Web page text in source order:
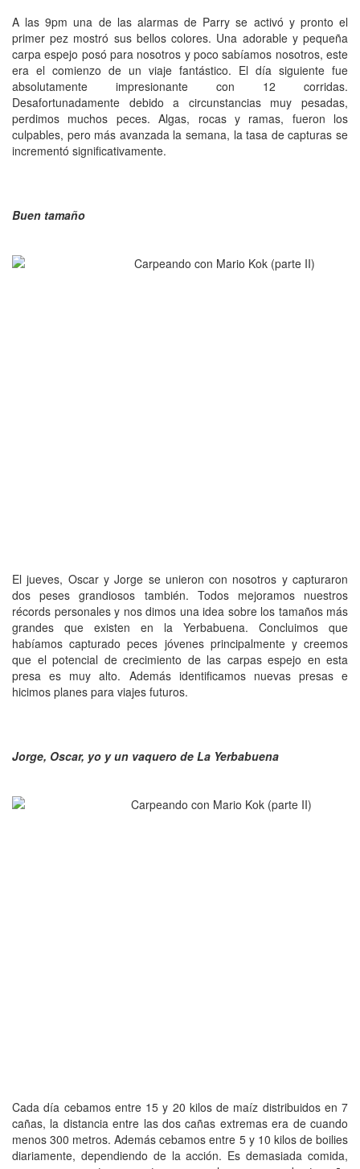
A las 9pm una de las alarmas de Parry se activó y pronto el
primer pez mostró sus bellos colores. Una adorable y pequeña
carpa espejo posó para nosotros y poco sabíamos nosotros, este
era el comienzo de un viaje fantástico. El día siguiente fue
absolutamente impresionante con 12 corridas.
Desafortunadamente debido a circunstancias muy pesadas,
perdimos muchos peces. Algas, rocas y ramas, fueron los
culpables, pero más avanzada la semana, la tasa de capturas se
incrementó significativamente.
Buen tamaño
El jueves, Oscar y Jorge se unieron con nosotros y capturaron
dos peses grandiosos también. Todos mejoramos nuestros
récords personales y nos dimos una idea sobre los tamaños más
grandes que existen en la Yerbabuena. Concluimos que
habíamos capturado peces jóvenes principalmente y creemos
que el potencial de crecimiento de las carpas espejo en esta
presa es muy alto. Además identificamos nuevas presas e
hicimos planes para viajes futuros.
Jorge, Oscar, yo y un vaquero de La Yerbabuena
Cada día cebamos entre 15 y 20 kilos de maíz distribuidos en 7
cañas, la distancia entre las dos cañas extremas era de cuando
menos 300 metros. Además cebamos entre 5 y 10 kilos de boilies
diariamente, dependiendo de la acción. Es demasiada comida,